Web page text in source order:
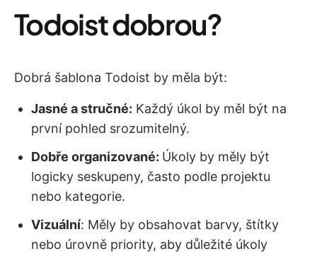
Todoist dobrou?
Dobrá šablona Todoist by měla být:
Jasné a stručné: Každý úkol by měl být na
první pohled srozumitelný.
Dobře organizované: Úkoly by měly být
logicky seskupeny, často podle projektu
nebo kategorie.
Vizuální: Měly by obsahovat barvy, štítky
nebo úrovně priority, aby důležité úkoly